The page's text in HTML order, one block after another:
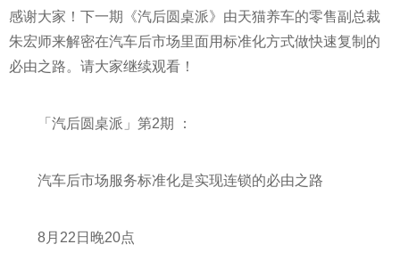
感谢大家！下一期《汽后圆桌派》由天猫养车的零售副总裁
朱宏师来解密在汽车后市场里面用标准化方式做快速复制的
必由之路。请大家继续观看！
「汽后圆桌派」第2期 ：
汽车后市场服务标准化是实现连锁的必由之路
8月22日晚20点